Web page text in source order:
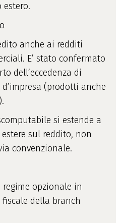
estero.
anche ai redditi
E’ stato confermato
dell’eccedenza di
(prodotti anche
si estende a
sul reddito, non
convenzionale.
opzionale in
della branch